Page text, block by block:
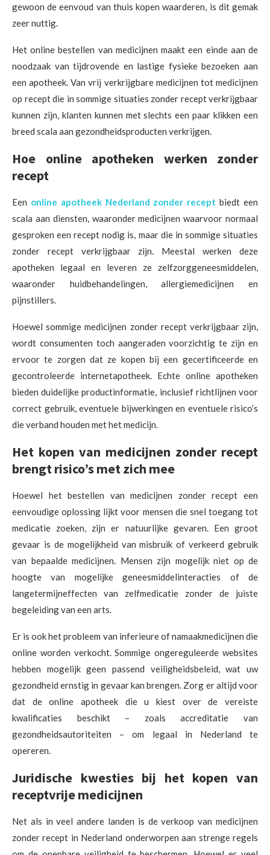
gewoon de eenvoud van thuis kopen waarderen, is dit gemak
zeer nuttig.
Het online bestellen van medicijnen maakt een einde aan de
noodzaak van tijdrovende en lastige fysieke bezoeken aan
een apotheek. Van vrij verkrijgbare medicijnen tot medicijnen
op recept die in sommige situaties zonder recept verkrijgbaar
kunnen zijn, klanten kunnen met slechts een paar klikken een
breed scala aan gezondheidsproducten verkrijgen.
Hoe online apotheken werken zonder
recept
Een online apotheek Nederland zonder recept biedt een
scala aan diensten, waaronder medicijnen waarvoor normaal
gesproken een recept nodig is, maar die in sommige situaties
zonder recept verkrijgbaar zijn. Meestal werken deze
apotheken legaal en leveren ze zelfzorggeneesmiddelen,
waaronder huidbehandelingen, allergiemedicijnen en
pijnstillers.
Hoewel sommige medicijnen zonder recept verkrijgbaar zijn,
wordt consumenten toch aangeraden voorzichtig te zijn en
ervoor te zorgen dat ze kopen bij een gecertificeerde en
gecontroleerde internetapotheek. Echte online apotheken
bieden duidelijke productinformatie, inclusief richtlijnen voor
correct gebruik, eventuele bijwerkingen en eventuele risico’s
die verband houden met het medicijn.
Het kopen van medicijnen zonder recept
brengt risico’s met zich mee
Hoewel het bestellen van medicijnen zonder recept een
eenvoudige oplossing lijkt voor mensen die snel toegang tot
medicatie zoeken, zijn er natuurlijke gevaren. Een groot
gevaar is de mogelijkheid van misbruik of verkeerd gebruik
van bepaalde medicijnen. Mensen zijn mogelijk niet op de
hoogte van mogelijke geneesmiddelinteracties of de
langetermijneffecten van zelfmedicatie zonder de juiste
begeleiding van een arts.
Er is ook het probleem van inferieure of namaakmedicijnen die
online worden verkocht. Sommige ongereguleerde websites
hebben mogelijk geen passend veiligheidsbeleid, wat uw
gezondheid ernstig in gevaar kan brengen. Zorg er altijd voor
dat de online apotheek die u kiest over de vereiste
kwalificaties beschikt – zoals accreditatie van
gezondheidsautoriteiten – om legaal in Nederland te
opereren.
Juridische kwesties bij het kopen van
receptvrije medicijnen
Net als in veel andere landen is de verkoop van medicijnen
zonder recept in Nederland onderworpen aan strenge regels